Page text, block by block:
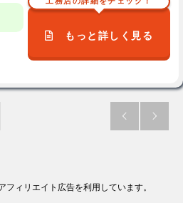
もっと詳しく見る
 
ィリエイト広告を利用しています。